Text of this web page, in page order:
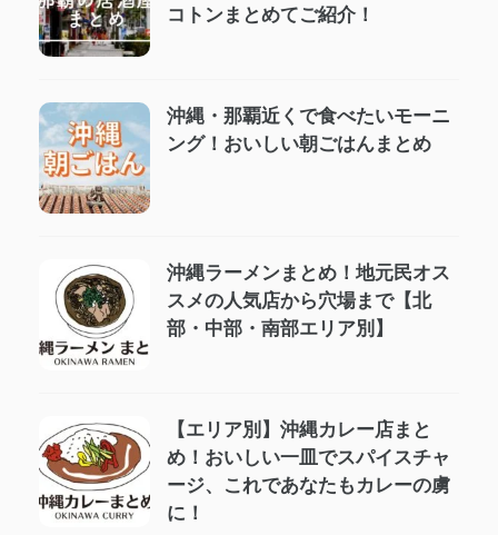
コトンまとめてご紹介！
沖縄・那覇近くで食べたいモーニ
ング！おいしい朝ごはんまとめ
沖縄ラーメンまとめ！地元民オス
スメの人気店から穴場まで【北
部・中部・南部エリア別】
【エリア別】沖縄カレー店まと
め！おいしい一皿でスパイスチャ
ージ、これであなたもカレーの虜
に！